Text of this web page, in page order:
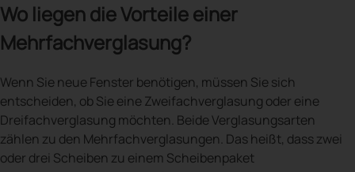
Wo liegen die Vorteile einer
Mehrfachverglasung?
Wenn Sie neue Fenster benötigen, müssen Sie sich
entscheiden, ob Sie eine Zweifachverglasung oder eine
Dreifachverglasung möchten. Beide Verglasungsarten
zählen zu den Mehrfachverglasungen. Das heißt, dass zwei
oder drei Scheiben zu einem Scheibenpaket